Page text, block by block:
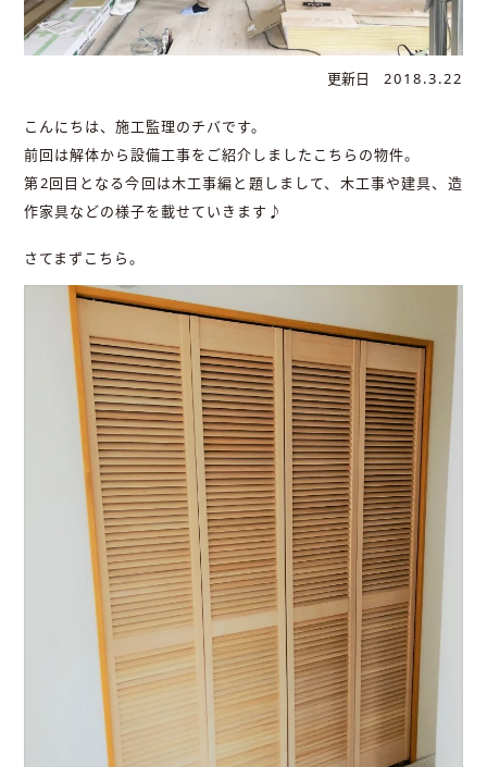
更新日 2018.3.22
こんにちは、施工監理のチバです。
前回は解体から設備工事をご紹介しましたこちらの物件。
第2回目となる今回は木工事編と題しまして、木工事や建具、造
作家具などの様子を載せていきます♪
さてまずこちら。